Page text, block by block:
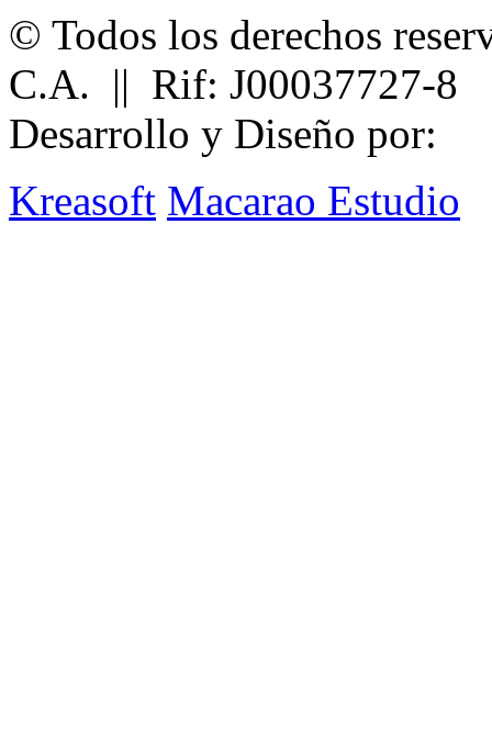
© Todos los derechos
C.A. || Rif: J00037727-8
Desarrollo y Diseño por:
Kreasoft Macarao Estudio